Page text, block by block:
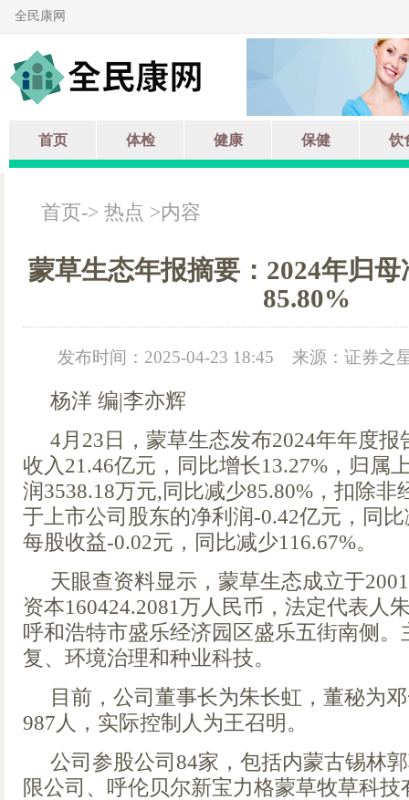
全民康网
首页 体检 健康 保健 饮
首页-> 热点 >内容
蒙草生态年报摘要：2024年归
85.80%
发布时间：2025-04-23 18:45 来源：证券之
杨洋 编|李亦辉
4月23日，蒙草生态发布2024年年度
收入21.46亿元，同比增长13.27%，归属
润3538.18万元,同比减少85.80%，扣除非
于上市公司股东的净利润-0.42亿元，同
每股收益-0.02元，同比减少116.67%。
天眼查资料显示，蒙草生态成立于
资本160424.2081万人民币，法定代表人
呼和浩特市盛乐经济园区盛乐五街南侧
复、环境治理和种业科技。
目前，公司董事长为朱长虹，董秘为
987人，实际控制人为王召明。
公司参股公司84家，包括内蒙古锡林
限公司、呼伦贝尔新宝力格蒙草牧草科